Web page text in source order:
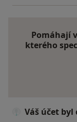
Pomáhají
kterého
Váš účet